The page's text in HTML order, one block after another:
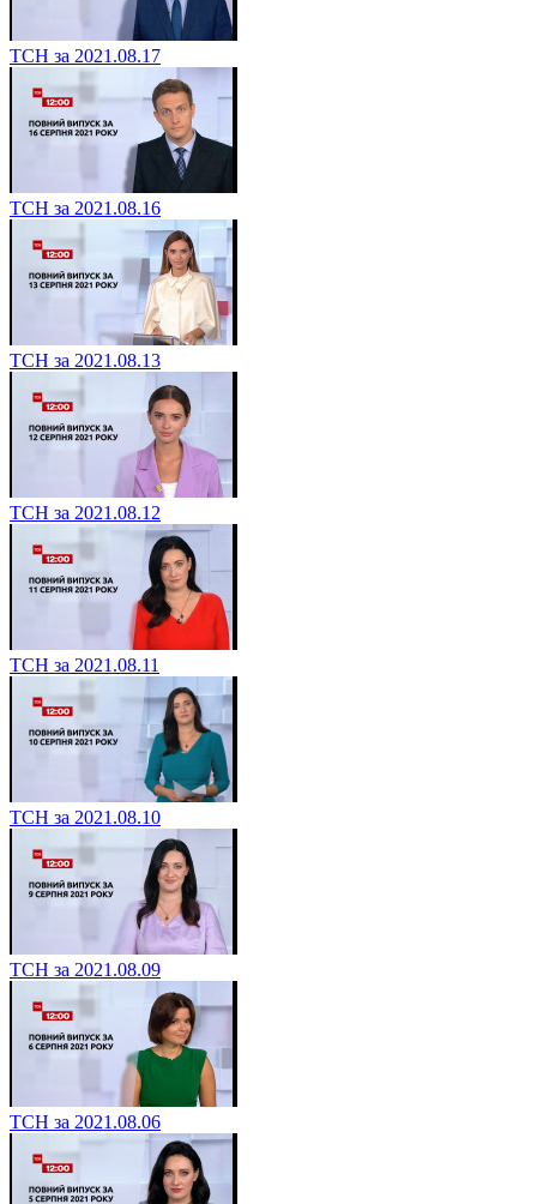
ТСН за 2021.08.17
ТСН за 2021.08.16
ТСН за 2021.08.13
ТСН за 2021.08.12
ТСН за 2021.08.11
ТСН за 2021.08.10
ТСН за 2021.08.09
ТСН за 2021.08.06